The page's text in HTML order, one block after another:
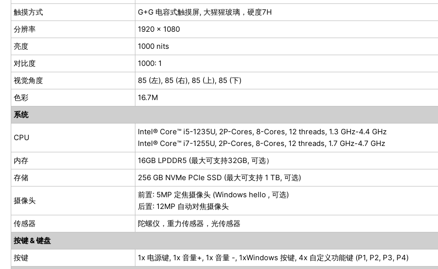
触摸方式
G+G 电容式触摸屏, 大猩猩玻璃，硬度7H
分辨率
1920 x 1080
亮度
1000 nits
对比度
1000: 1
视觉角度
85 (左), 85 (右), 85 (上), 85 (下)
色彩
16.7M
系统
CPU
Intel® Core™ i5-1235U, 2P-Cores, 8-Cores, 12 threads, 1.3 GHz-4.4 GHz
Intel® Core™ i7-1255U, 2P-Cores, 8-Cores, 12 threads, 1.7 GHz-4.7 GHz
内存
16GB LPDDR5 (最大可支持32GB, 可选）
存储
256 GB NVMe PCIe SSD (最大可支持 1 TB, 可选)
摄像头
前置: 5MP 定焦摄像头 (Windows hello , 可选)
后置: 12MP 自动对焦摄像头
传感器
陀螺仪，重力传感器，光传感器
按键 & 键盘
按键
1x 电源键, 1x ⾳量+, 1x ⾳量 -, 1xWindows 按键, 4x ⾃定义功能键 (P1, P2, P3, P4)